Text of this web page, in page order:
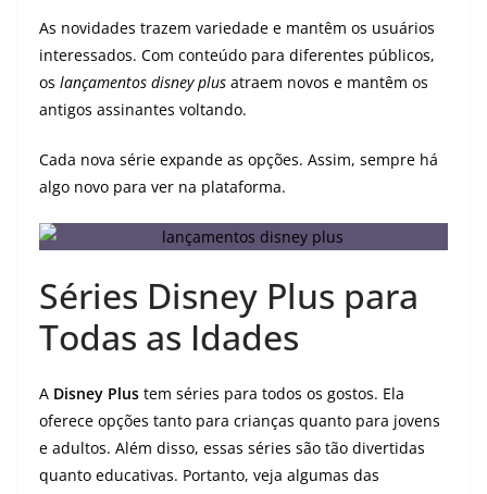
As novidades trazem variedade e mantêm os usuários
interessados. Com conteúdo para diferentes públicos,
os lançamentos disney plus atraem novos e mantêm os
antigos assinantes voltando.
Cada nova série expande as opções. Assim, sempre há
algo novo para ver na plataforma.
Séries Disney Plus para
Todas as Idades
A Disney Plus tem séries para todos os gostos. Ela
oferece opções tanto para crianças quanto para jovens
e adultos. Além disso, essas séries são tão divertidas
quanto educativas. Portanto, veja algumas das